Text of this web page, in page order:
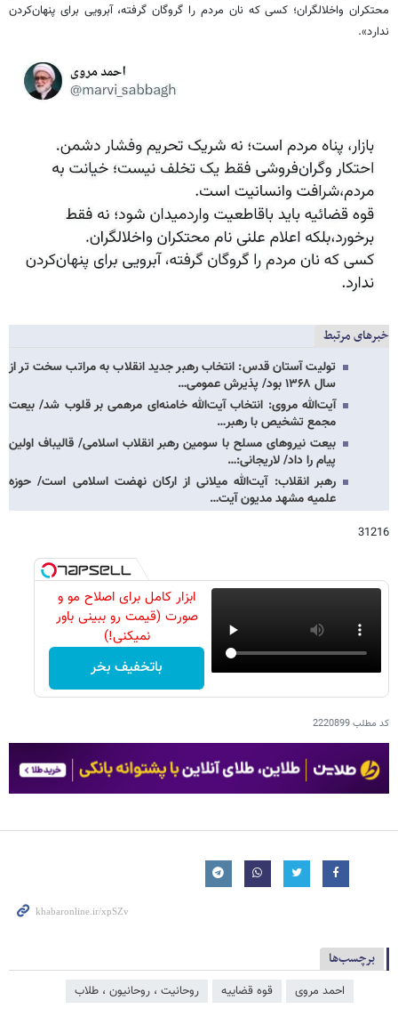
محتکران واخلالگران؛ کسی که نان مردم را گروگان گرفته، آبرویی برای پنهان‌کردن
ندارد».
خبرهای مرتبط
تولیت آستان قدس: انتخاب رهبر جدید انقلاب به مراتب سخت تر از
سال ۱۳۶۸ بود/ پذیرش عمومی…
آیت‌الله مروی: انتخاب آیت‌الله خامنه‌ای مرهمی بر قلوب شد/ بیعت
مجمع تشخیص با رهبر…
بیعت نیروهای مسلح با سومین رهبر انقلاب اسلامی/ قالیباف اولین
پیام را داد/ لاریجانی:…
رهبر انقلاب: آیت‌الله میلانی از ارکان نهضت اسلامی است/ حوزه
علمیه مشهد مدیون آیت…
31216
ابزار کامل برای اصلاح مو و
صورت (قیمت رو ببینی باور
نمیکنی!)
باتخفیف بخر
کد مطلب2220899
برچسب‌ها
احمد مروی قوه قضاییه روحانیت ، روحانیون ، طلاب